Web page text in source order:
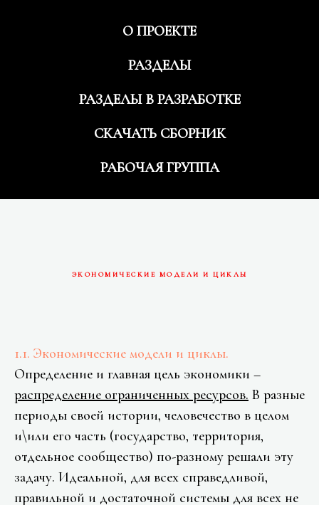
О ПРОЕКТЕ
РАЗДЕЛЫ
РАЗДЕЛЫ В РАЗРАБОТКЕ
СКАЧАТЬ СБОРНИК
РАБОЧАЯ ГРУППА
ЭКОНОМИЧЕСКИЕ МОДЕЛИ И ЦИКЛЫ
1.1. Экономические модели и циклы.
Определение и главная цель экономики –
распределение ограниченных ресурсов. В разные
периоды своей истории, человечество в целом
и\или его часть (государство, территория,
отдельное сообщество) по-разному решали эту
задачу. Идеальной, для всех справедливой,
правильной и достаточной системы для всех не